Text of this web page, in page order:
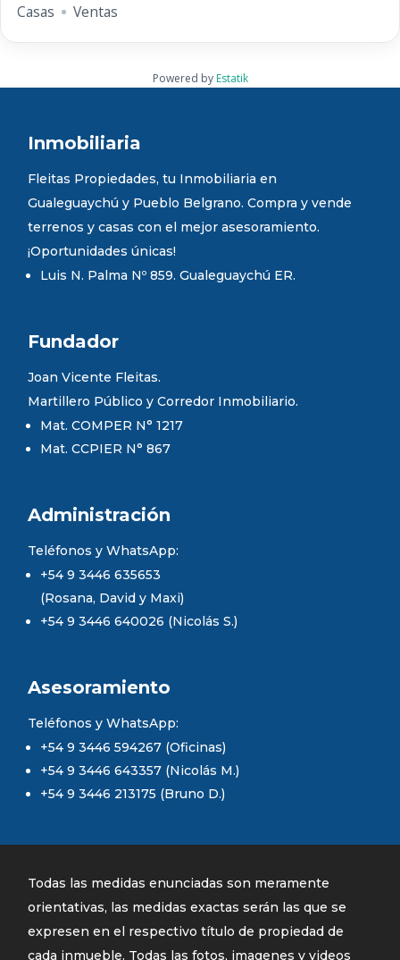
Casas Ventas
Powered by Estatik
Inmobiliaria
Fleitas Propiedades, tu Inmobiliaria en
Gualeguaychú y Pueblo Belgrano. Compra y vende
terrenos y casas con el mejor asesoramiento.
¡Oportunidades únicas!
Luis N. Palma Nº 859. Gualeguaychú ER.
Fundador
Joan Vicente Fleitas.
Martillero Público y Corredor Inmobiliario.
Mat. COMPER N° 1217
Mat. CCPIER N° 867
Administración
Teléfonos y WhatsApp:
+54 9 3446 635653
(Rosana, David y Maxi)
+54 9 3446 640026 (Nicolás S.)
Asesoramiento
Teléfonos y WhatsApp:
+54 9 3446 594267 (Oficinas)
+54 9 3446 643357 (Nicolás M.)
+54 9 3446 213175 (Bruno D.)
Todas las medidas enunciadas son meramente
orientativas, las medidas exactas serán las que se
expresen en el respectivo título de propiedad de
cada inmueble. Todas las fotos, imagenes y videos